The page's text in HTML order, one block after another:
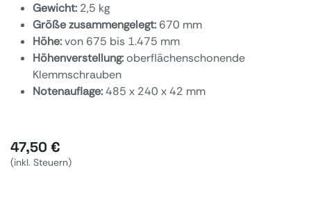
Gewicht: 2,5 kg
Größe zusammengelegt: 670 mm
Höhe:von 675 bis 1.475 mm
Höhenverstellung:oberflächenschonende
Klemmschrauben
Notenauflage:485 x 240 x 42 mm
47,50 €
(inkl. Steuern)